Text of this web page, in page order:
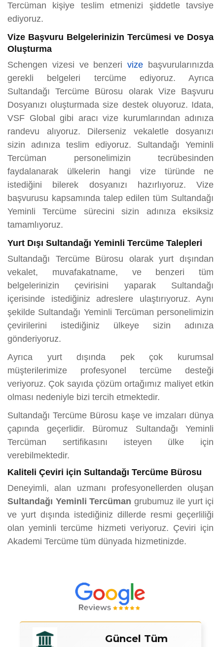
Tercüman kişiye teslim etmenizi şiddetle tavsiye
ediyoruz.
Vize Başvuru Belgelerinizin Tercümesi ve Dosya
Oluşturma
Schengen vizesi ve benzerivize başvurularınızda
gerekli belgeleri tercüme ediyoruz. Ayrıca
Sultandağı Tercüme Bürosu olarak Vize Başvuru
Dosyanızı oluşturmada size destek oluyoruz. Idata,
VSF Global gibi aracı vize kurumlarından adınıza
randevu alıyoruz. Dilerseniz vekaletle dosyanızı
sizin adınıza teslim ediyoruz. Sultandağı Yeminli
Tercüman personelimizin tecrübesinden
faydalanarak ülkelerin hangi vize türünde ne
istediğini bilerek dosyanızı hazırlıyoruz. Vize
başvurusu kapsamında talep edilen tüm Sultandağı
Yeminli Tercüme sürecini sizin adınıza eksiksiz
tamamlıyoruz.
Yurt Dışı Sultandağı Yeminli Tercüme Talepleri
Sultandağı Tercüme Bürosu olarak yurt dışından
vekalet, muvafakatname, ve benzeri tüm
belgelerinizin çevirisini yaparak Sultandağı
içerisinde istediğiniz adreslere ulaştırıyoruz. Aynı
şekilde Sultandağı Yeminli Tercüman personelimizin
çevirilerini istediğiniz ülkeye sizin adınıza
gönderiyoruz.
Ayrıca yurt dışında pek çok kurumsal
müşterilerimize profesyonel tercüme desteği
veriyoruz. Çok sayıda çözüm ortağımız maliyet etkin
olması nedeniyle bizi tercih etmektedir.
Sultandağı Tercüme Bürosu kaşe ve imzaları dünya
çapında geçerlidir. Büromuz Sultandağı Yeminli
Tercüman sertifikasını isteyen ülke için
verebilmektedir.
Kaliteli Çeviri için Sultandağı Tercüme Bürosu
Deneyimli, alan uzmanı profesyonellerden oluşan
Sultandağı Yeminli Tercüman grubumuz ile yurt içi
ve yurt dışında istediğiniz dillerde resmi geçerliliği
olan yeminli tercüme hizmeti veriyoruz. Çeviri için
Akademi Tercüme tüm dünyada hizmetinizde.
Güncel Tüm